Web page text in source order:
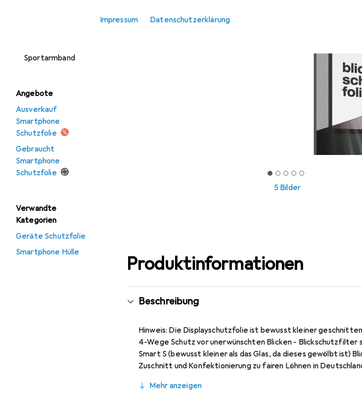
Impressum Datenschutzerklärung
Sportarmband
Angebote
Ausverkauf
Smartphone
Schutzfolie
Gebraucht
Smartphone
Schutzfolie
Verwandte
Kategorien
Geräte Schutzfolie
Smartphone Hülle
5 Bilder
Produktinformationen
Beschreibung
Hinweis: Die Displayschutzfolie ist bewusst kleiner
4-Wege Schutz vor unerwünschten Blicken - Blickschutzfilter
Smart S (bewusst kleiner als das Glas, da dieses gewölbt ist)
Zuschnitt und Konfektionierung zu fairen Löhnen in
durch die spezielle hartbeschichtete Oberfläche! Die dipos
Mehr anzeigen